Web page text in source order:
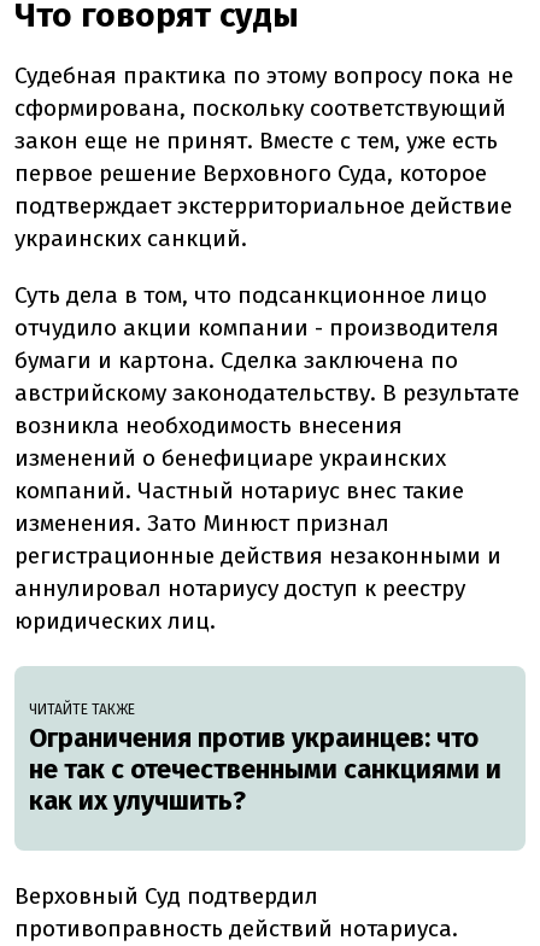
Что говорят суды
Судебная практика по этому вопросу пока не
сформирована, поскольку соответствующий
закон еще не принят. Вместе с тем, уже есть
первое решение Верховного Суда, которое
подтверждает экстерриториальное действие
украинских санкций.
Суть дела в том, что подсанкционное лицо
отчудило акции компании - производителя
бумаги и картона. Сделка заключена по
австрийскому законодательству. В результате
возникла необходимость внесения
изменений о бенефициаре украинских
компаний. Частный нотариус внес такие
изменения. Зато Минюст признал
регистрационные действия незаконными и
аннулировал нотариусу доступ к реестру
юридических лиц.
ЧИТАЙТЕ ТАКЖЕ
Ограничения против украинцев: что
не так с отечественными санкциями и
как их улучшить?
Верховный Суд подтвердил
противоправность действий нотариуса.